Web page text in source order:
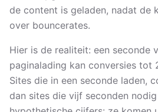
de content is geladen, nadat de
over bouncerates.
Hier is de realiteit: een seconde
paginalading kan conversies tot
Sites die in een seconde laden,
dan sites die vijf seconden